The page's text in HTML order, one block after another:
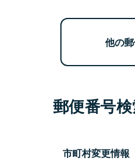
他の
郵便番号
市町村変更情報